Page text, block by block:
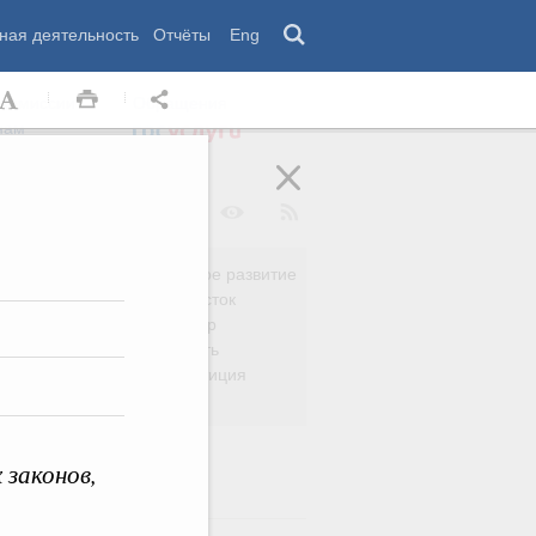
деятельность Отчёты Eng
Обращения
Региональное развитие
Дальний Восток
Россия и мир
Безопасность
Право и юстиция